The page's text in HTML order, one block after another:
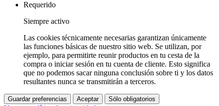
Requerido
Siempre activo
Las cookies técnicamente necesarias garantizan únicamente
las funciones básicas de nuestro sitio web. Se utilizan, por
ejemplo, para permitirte reunir productos en tu cesta de la
compra o iniciar sesión en tu cuenta de cliente. Esto significa
que no podemos sacar ninguna conclusión sobre ti y los datos
resultantes nunca se transmitirán a terceros.
Guardar preferencias Aceptar Sólo obligatorios